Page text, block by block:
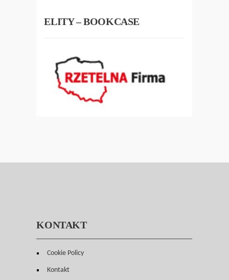
ELITY – BOOKCASE
KONTAKT
Cookie Policy
Kontakt